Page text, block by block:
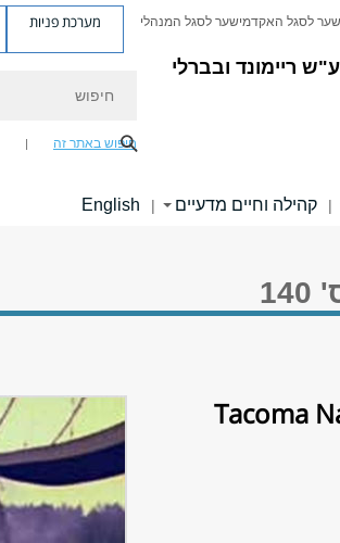
ע"ש ריימונד ובברלי
שער לסגל האקדמישער לסגל המנהלי מערכת פניות
חיפוש באתר זה
| קהילה וחיים מדעיים |
English
(Tacoma